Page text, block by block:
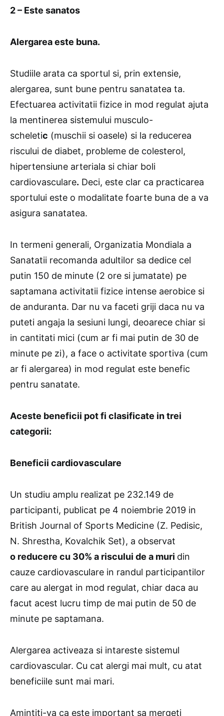
2 – Este sanatos
Alergarea este buna.
Studiile arata ca sportul si, prin extensie,
alergarea, sunt bune pentru sanatatea ta.
Efectuarea activitatii fizice in mod regulat ajuta
la mentinerea sistemului musculo-
scheletic (muschii si oasele) si la reducerea
riscului de diabet, probleme de colesterol,
hipertensiune arteriala si chiar boli
cardiovasculare. Deci, este clar ca practicarea
sportului este o modalitate foarte buna de a va
asigura sanatatea.
In termeni generali, Organizatia Mondiala a
Sanatatii recomanda adultilor sa dedice cel
putin 150 de minute (2 ore si jumatate) pe
saptamana activitatii fizice intense aerobice si
de anduranta. Dar nu va faceti griji daca nu va
puteti angaja la sesiuni lungi, deoarece chiar si
in cantitati mici (cum ar fi mai putin de 30 de
minute pe zi), a face o activitate sportiva (cum
ar fi alergarea) in mod regulat este benefic
pentru sanatate.
Aceste beneficii pot fi clasificate in trei
categorii:
Beneficii cardiovasculare
Un studiu amplu realizat pe 232.149 de
participanti, publicat pe 4 noiembrie 2019 in
British Journal of Sports Medicine (Z. Pedisic,
N. Shrestha, Kovalchik Set), a observat
o reducere cu 30% a riscului de a muri din
cauze cardiovasculare in randul participantilor
care au alergat in mod regulat, chiar daca au
facut acest lucru timp de mai putin de 50 de
minute pe saptamana.
Alergarea activeaza si intareste sistemul
cardiovascular. Cu cat alergi mai mult, cu atat
beneficiile sunt mai mari.
Amintiti-va ca este important sa mergeti